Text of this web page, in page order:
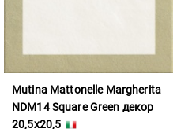
Mutina Mattonelle Margherita
NDM14 Square Green декор
20,5x20,5